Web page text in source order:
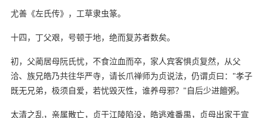
尤善《左氏传》，工草隶虫篆。
十四，丁父艰，号顿于地，绝而复苏者数矣。
初，父蔺居母阮氏忧，不食泣血而卒，家人宾客惧贞复然，从父
洽、族兄皓乃共往华严寺，请长爪禅师为贞说法，仍谓贞曰："孝子
既无兄弟，极须自爱，若忧毁灭性，谁养母邪？"自后少进饘粥。
太清之乱，亲属散亡，贞于江陵陷没，皓逃难番禺，贞母出家于宣